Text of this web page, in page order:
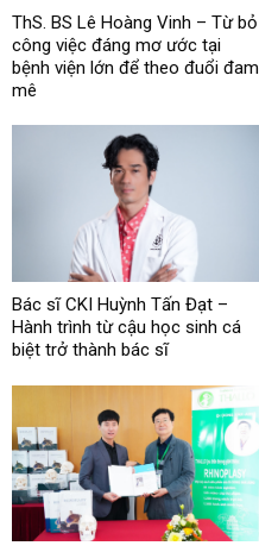
ThS. BS Lê Hoàng Vinh – Từ bỏ
công việc đáng mơ ước tại
bệnh viện lớn để theo đuổi đam
mê
Bác sĩ CKI Huỳnh Tấn Đạt –
Hành trình từ cậu học sinh cá
biệt trở thành bác sĩ